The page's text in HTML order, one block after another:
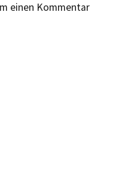
einen Kommentar